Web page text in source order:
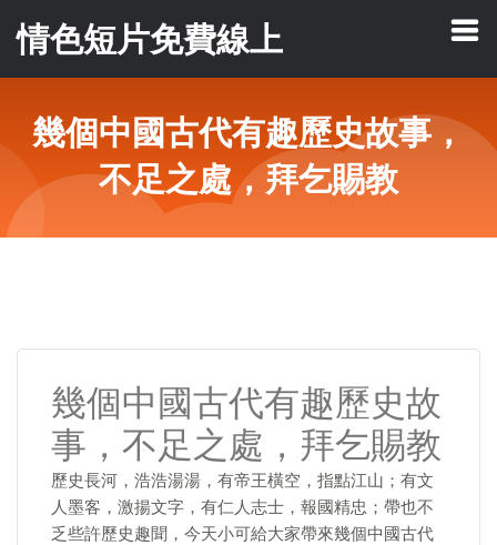
情色短片免費線上
幾個中國古代有趣歷史故事，
不足之處，拜乞賜教
幾個中國古代有趣歷史故
事，不足之處，拜乞賜教
歷史長河，浩浩湯湯，有帝王橫空，指點江山；有文
人墨客，激揚文字，有仁人志士，報國精忠；帶也不
乏些許歷史趣聞，今天小可給大家帶來幾個中國古代